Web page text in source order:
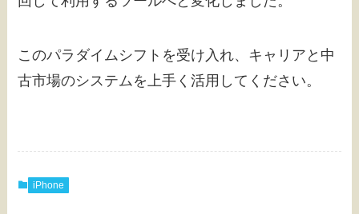
このパラダイムシフトを受け入れ、キャリアと中
古市場のシステムを上手く活用してください。
iPhone